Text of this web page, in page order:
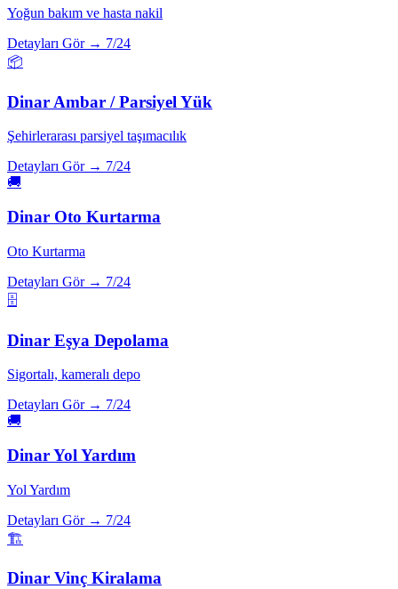
Yoğun bakım ve hasta nakil
Detayları Gör → 7/24
📦
Dinar Ambar / Parsiyel Yük
Şehirlerarası parsiyel taşımacılık
Detayları Gör → 7/24
🚚
Dinar Oto Kurtarma
Oto Kurtarma
Detayları Gör → 7/24
🗄️
Dinar Eşya Depolama
Sigortalı, kameralı depo
Detayları Gör → 7/24
🚚
DinarYol Yardım
Yol Yardım
Detayları Gör → 7/24
🏗️
Dinar Vinç Kiralama